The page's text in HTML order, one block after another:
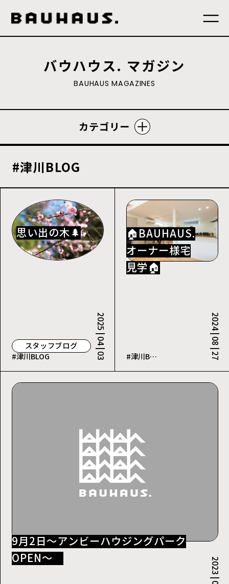
バウハウス. マガジン
BAUHAUS MAGAZINES
カテゴリー
#津川BLOG
思い出の木🌲
スタッフブログ
#津川BLOG
2025 | 04 | 03
🏠BAUHAUS.
オーナー様宅
見学🏠
#津川BLOG 2024 | 08 | 27
9月2日～アンビーハウジングパーク
OPEN～